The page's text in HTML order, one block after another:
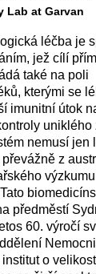
Lab at Garvan
léčba je
jež cílí
také na poli
kterými se
imunitní útok n
uniklého
nemusí jen
z
předměstí
60. výročí
o